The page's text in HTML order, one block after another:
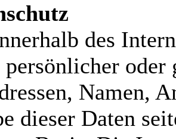
des
persönlicher
Namen,
dieser Daten